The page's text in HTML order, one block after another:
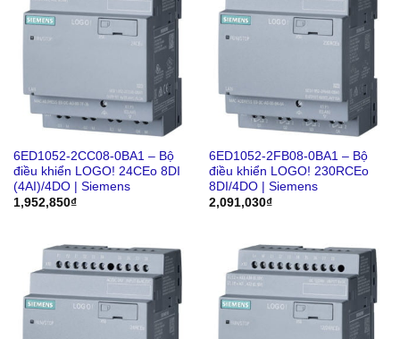
6ED1052-2CC08-0BA1 – Bộ
điều khiển LOGO! 24CEo 8DI
(4AI)/4DO | Siemens
1,952,850₫
6ED1052-2FB08-0BA1 – Bộ
điều khiển LOGO! 230RCEo
8DI/4DO | Siemens
2,091,030₫